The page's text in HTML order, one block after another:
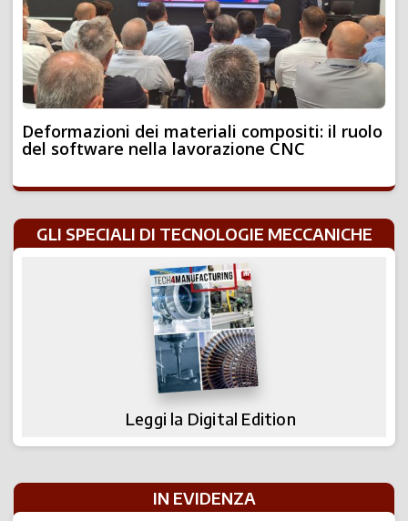
Deformazioni dei materiali compositi: il ruolo
del software nella lavorazione CNC
GLI SPECIALI DI TECNOLOGIE MECCANICHE
Leggi la Digital Edition
IN EVIDENZA